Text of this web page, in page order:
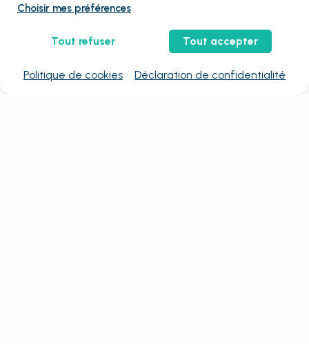
Choisir mes préférences
Tout refuser Tout accepter
Politique de cookies Déclaration de confidentialité